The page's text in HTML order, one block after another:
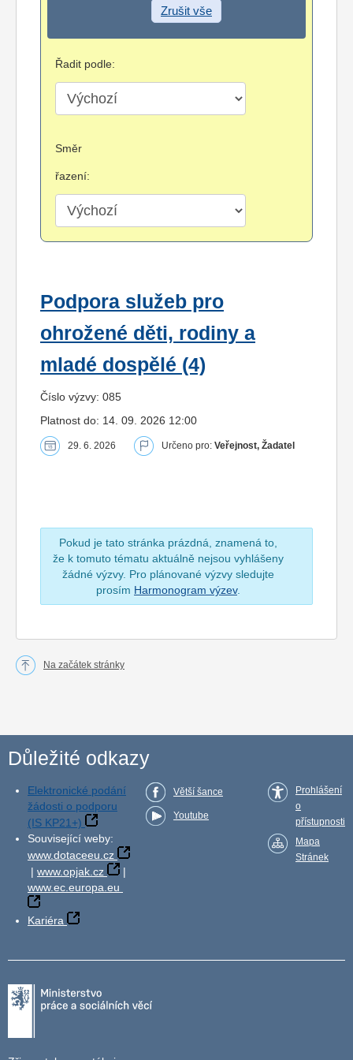
Zrušit vše
Řadit podle:
Směr
řazení:
Podpora služeb pro
ohrožené děti, rodiny a
mladé dospělé (4)
Číslo výzvy: 085
Platnost do: 14. 09. 2026 12:00
29. 6. 2026 Určeno pro: Veřejnost, Žadatel
Pokud je tato stránka prázdná, znamená to,
že k tomuto tématu aktuálně nejsou vyhlášeny
žádné výzvy. Pro plánované výzvy sledujte
prosím Harmonogram výzev.
Na začátek stránky
Důležité odkazy
Elektronické podání
žádosti o podporu
(IS KP21+)
Související weby:
www.dotaceeu.cz
| www.opjak.cz
|
www.ec.europa.eu
Kariéra
Větší šance
Youtube
Prohlášení
o
přístupnosti
Mapa
Stránek